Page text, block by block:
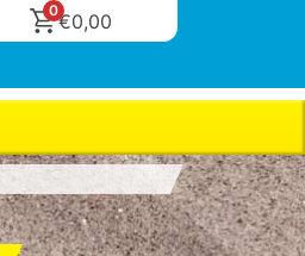
0€0,00